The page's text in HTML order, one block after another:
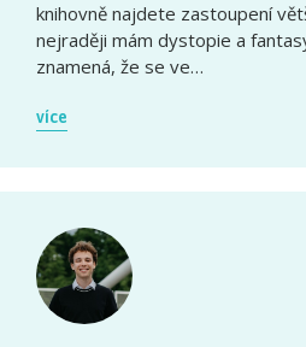
knihovně najdete zastoupení
nejraději mám dystopie a
znamená, že se ve…
více